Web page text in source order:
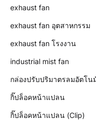
exhaust fan
exhaust fan อุตสาหกรรม
exhaust fan โรงงาน
industrial mist fan
กล่องปรับปริมาตรลมอัตโน
กิ๊ปล็อคหน้าแปลน
กิ๊ปล็อคหน้าแปลน (Clip)